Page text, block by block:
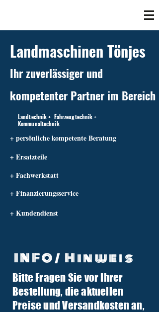
Landmaschinen Tönjes
Ihr zuverlässiger und
kompetenter Partner im Bereich
Landtechnik + Fahrzeugtechnik +
Kommunaltechnik
+ persönliche kompetente Beratung
+ Ersatzteile
+ Fachwerkstatt
+ Finanzierungsservice
+ Kundendienst
info@tuber-traktor.de
+49 (0) 4406-9568797
INFO/ Hinweis
Bitte Fragen Sie vor Ihrer
Bestellung, die aktuellen
Preise und Versandkosten an,